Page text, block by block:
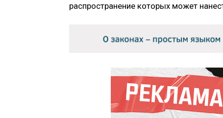
распространение которых может